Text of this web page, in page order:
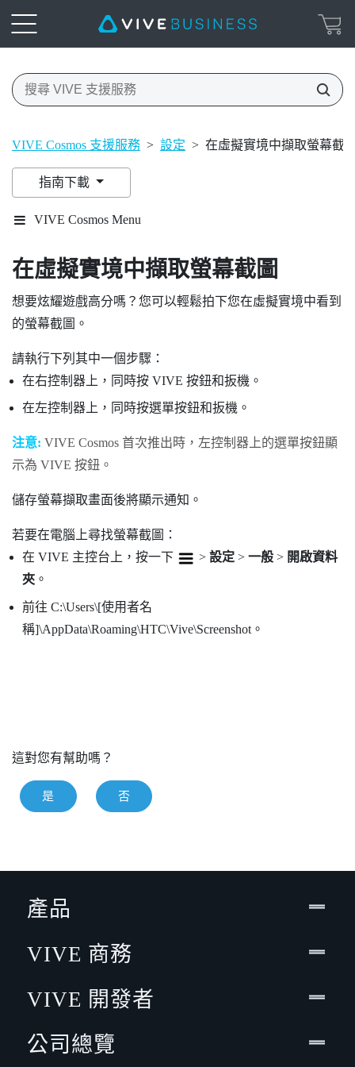
VIVE Cosmos 支援服務 > 設定 > 在虛擬實境中擷取螢幕截
指南下載
VIVE Cosmos Menu
在虛擬實境中擷取螢幕截圖
想要炫耀遊戲高分嗎？您可以輕鬆拍下您在虛擬實境中看到
的螢幕截圖。
請執行下列其中一個步驟：
在右控制器上，同時按 VIVE 按鈕和扳機。
在左控制器上，同時按選單按鈕和扳機。
注意: VIVE Cosmos 首次推出時，左控制器上的選單按鈕顯
示為 VIVE 按鈕。
儲存螢幕擷取畫面後將顯示通知。
若要在電腦上尋找螢幕截圖：
在 VIVE 主控台 上，按一下 > 設定> 一般> 開啟資料
夾。
前往 C:\Users\[使用者名
稱]\AppData\Roaming\HTC\Vive\Screenshot。
這對您有幫助嗎？
是 否
產品
VIVE 商務
VIVE 開發者
公司總覽